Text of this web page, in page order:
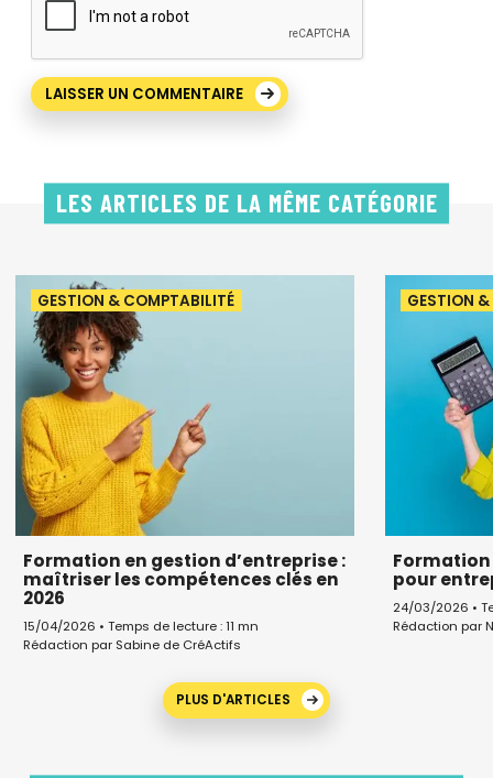
LES ARTICLES DE LA MÊME CATÉGORIE
GESTION & COMPTABILITÉ
Formation en gestion d’entreprise :
maîtriser les compétences clés en
2026
15/04/2026 • Temps de lecture : 11 mn
Rédaction par Sabine de CréActifs
GESTION
pour
24/03/2026 •
Rédaction par
PLUS D'ARTICLES